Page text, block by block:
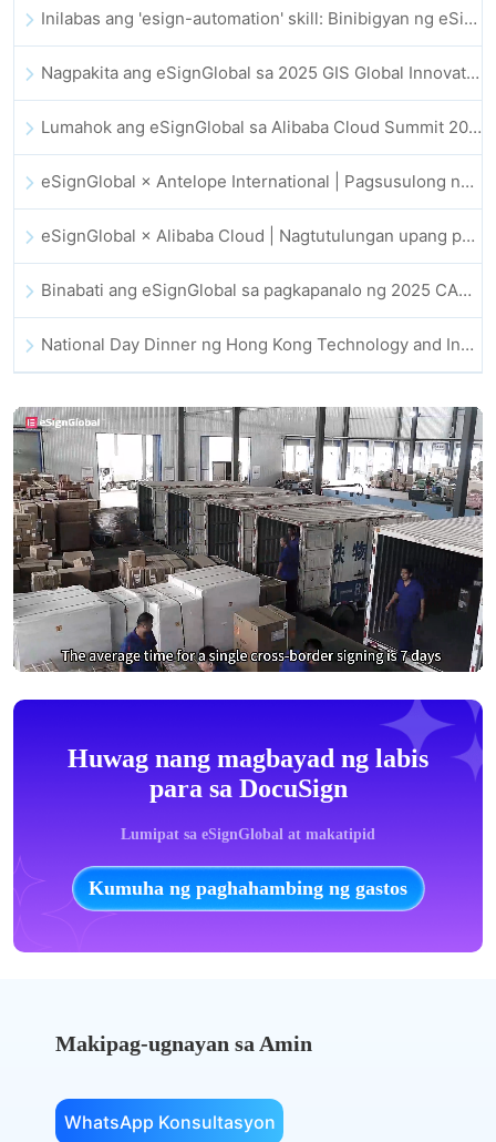
Inilabas ang 'esign-automation' skill: Binibigyan ng eSignGlobal ang OpenClaw ng mga awtomatikong e-signature
Nagpakita ang eSignGlobal sa 2025 GIS Global Innovation Exhibition
Lumahok ang eSignGlobal sa Alibaba Cloud Summit 2025 Hong Kong, na nagsusulong ng AI-driven na cloud innovation at digital trust
eSignGlobal × Antelope International | Pagsusulong ng ligtas at AI-driven na digital workflows
eSignGlobal × Alibaba Cloud | Nagtutulungan upang palakasin ang pandaigdigang digital trust para sa fintech
Binabati ang eSignGlobal sa pagkapanalo ng 2025 CAHK STAR Award
National Day Dinner ng Hong Kong Technology and Innovation Community
Huwag nang magbayad ng labis
para sa DocuSign
Lumipat sa eSignGlobal at makatipid
Kumuha ng paghahambing ng gastos
Makipag-ugnayan sa Amin
WhatsApp Konsultasyon